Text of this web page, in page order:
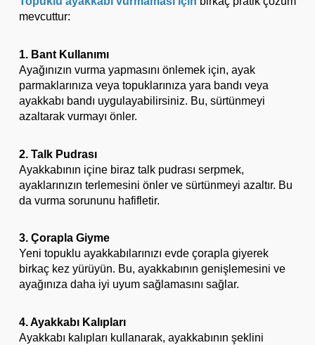
mevcuttur:
1. Bant Kullanımı
Ayağınızın vurma yapmasını önlemek için, ayak
parmaklarınıza veya topuklarınıza yara bandı veya
ayakkabı bandı uygulayabilirsiniz. Bu, sürtünmeyi
azaltarak vurmayı önler.
2. Talk Pudrası
Ayakkabının içine biraz talk pudrası serpmek,
ayaklarınızın terlemesini önler ve sürtünmeyi azaltır. Bu
da vurma sorununu hafifletir.
3. Çorapla Giyme
Yeni topuklu ayakkabılarınızı evde çorapla giyerek
birkaç kez yürüyün. Bu, ayakkabının genişlemesini ve
ayağınıza daha iyi uyum sağlamasını sağlar.
4. Ayakkabı Kalıpları
Ayakkabı kalıpları kullanarak, ayakkabının şeklini